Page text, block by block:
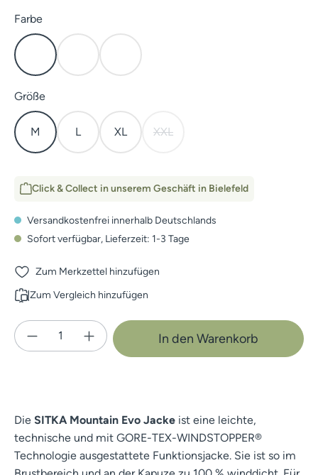
Farbeauswählen
Schwarz Open CountrySubalpine
Größeauswählen
M L XL XXL
(Diese Option ist zurzeit nicht
Click & Collect in unserem Geschäft in Bielefeld
Versandkostenfrei innerhalb Deutschlands
Sofort verfügbar, Lieferzeit: 1-3 Tage
Zum Merkzettel hinzufügen
Zum Vergleich hinzufügen
Produkt Anzahl: Gib den gewünschten
In den Warenkorb
Die SITKA Mountain Evo Jacke ist eine leichte,
technische und mit GORE-TEX-WINDSTOPPER®
Technologie ausgestattete Funktionsjacke. Sie ist so im